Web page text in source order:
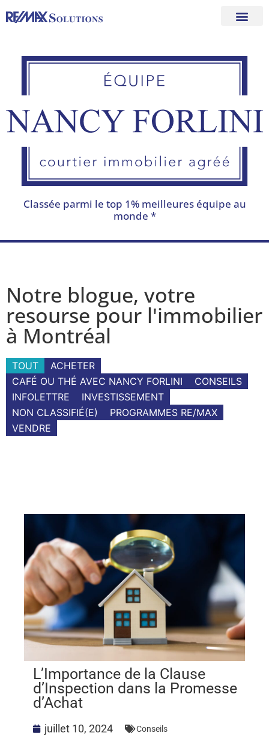
au
Classée parmi le top 1% meilleures équipe au
monde *
Notre blogue, votre
resourse pour l'immobilier
à Montréal
ACHETER
CAFÉ OU THÉ AVEC NANCY FORLINI
CONSEILS
INFOLETTRE
INVESTISSEMENT
NON CLASSIFIÉ(E)
PROGRAMMES RE/MAX
VENDRE
TOUT
L’Importance de la Clause
d’Inspection dans la Promesse
d’Achat
juillet 10, 2024 Conseils
PagePagePage